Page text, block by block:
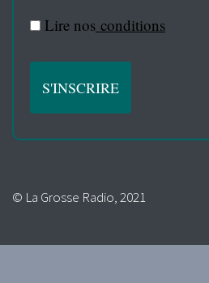
Lire nos conditions
© La Grosse Radio, 2021